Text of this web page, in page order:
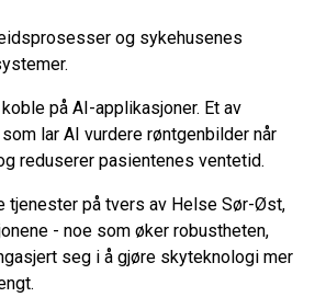
og sykehusenes
på AI-applikasjoner. Et av
lar AI vurdere røntgenbilder når
reduserer pasientenes ventetid.
tjenester på tvers av Helse Sør-Øst,
- noe som øker robustheten,
seg i å gjøre skyteknologi mer